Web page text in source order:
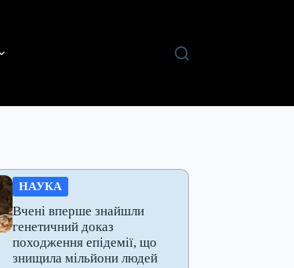
НАУКА
Вчені вперше знайшли
генетичний доказ
походження епідемії, що
знищила мільйони людей